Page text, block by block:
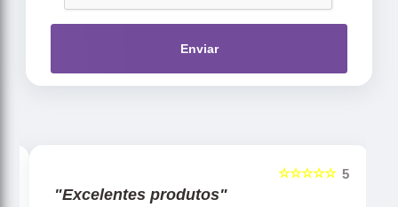
Enviar
5
☆☆☆☆☆
"Excelentes produtos"